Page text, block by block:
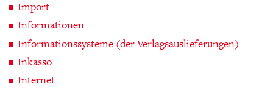
Import
Informationen
Informationssysteme (der Verlagsauslieferungen)
Inkasso
Internet